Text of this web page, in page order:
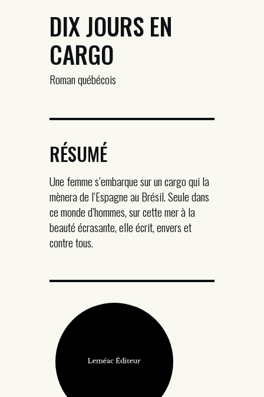
DIX JOURS EN
CARGO
Roman québécois
RÉSUMÉ
Une femme s’embarque sur un cargo qui la
mènera de l’Espagne au Brésil. Seule dans
ce monde d’hommes, sur cette mer à la
beauté écrasante, elle écrit, envers et
contre tous.